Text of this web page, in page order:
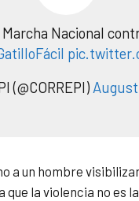
Nacional
(@CORREPI) August
a un hombre
que la violencia no es